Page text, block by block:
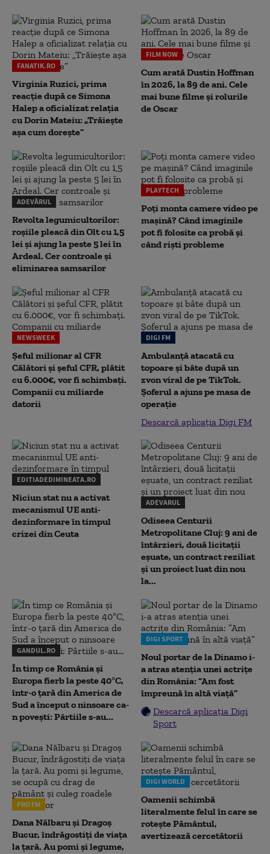
FANATIK.RO
Virginia Ruzici, prima
reacție după ce Simona
Halep a oficializat relația
cu Dorin Mateiu: „Trăiește
așa cum dorește”
FILM NOW
Cum arată Dustin Hoffman
în 2026, la 89 de ani. Cele
mai bune filme și rolurile
de Oscar
ADEVĂRUL
Revolta legumicultorilor:
roșiile pleacă din Olt cu 1,5
lei și ajung la peste 5 lei în
Ardeal. Cer controale și
eliminarea samsarilor
PLAYTECH
Poți monta camere video pe
mașină? Când imaginile
pot fi folosite ca probă și
când riști probleme
NEWSWEEK
Șeful milionar al CFR
Călători și șeful CFR, plătit
cu 6.000€, vor fi schimbați.
Companii cu miliarde
datorii
DIGI FM
Ambulanță atacată cu
topoare și bâte după un
zvon viral de pe TikTok.
Șoferul a ajuns pe masa de
operație
Descarcă aplicația Digi FM
EDITIADEDIMINEATA.RO
Niciun stat nu a activat
mecanismul UE anti-
dezinformare în timpul
crizei din Ceuta
ADEVARUL
Odiseea Centurii
Metropolitane Cluj: 9 ani de
întârzieri, două licitații
eșuate, un contract reziliat
și un proiect luat din nou
la...
GANDUL.RO
În timp ce România și
Europa fierb la peste 40°C,
într-o țară din America de
Sud a început o ninsoare ca-
n povești: Pârtiile s-au...
DIGI SPORT
Noul portar de la Dinamo i-
a atras atenția unei actrițe
din România: ”Am fost
împreună în altă viață”
Descarcă aplicația Digi
Sport
PRO FM
Dana Nălbaru și Dragoș
Bucur, îndrăgostiți de viața
la țară. Au pomi și legume,
DIGI WORLD
Oamenii schimbă
literalmente felul în care se
rotește Pământul,
avertizează cercetătorii